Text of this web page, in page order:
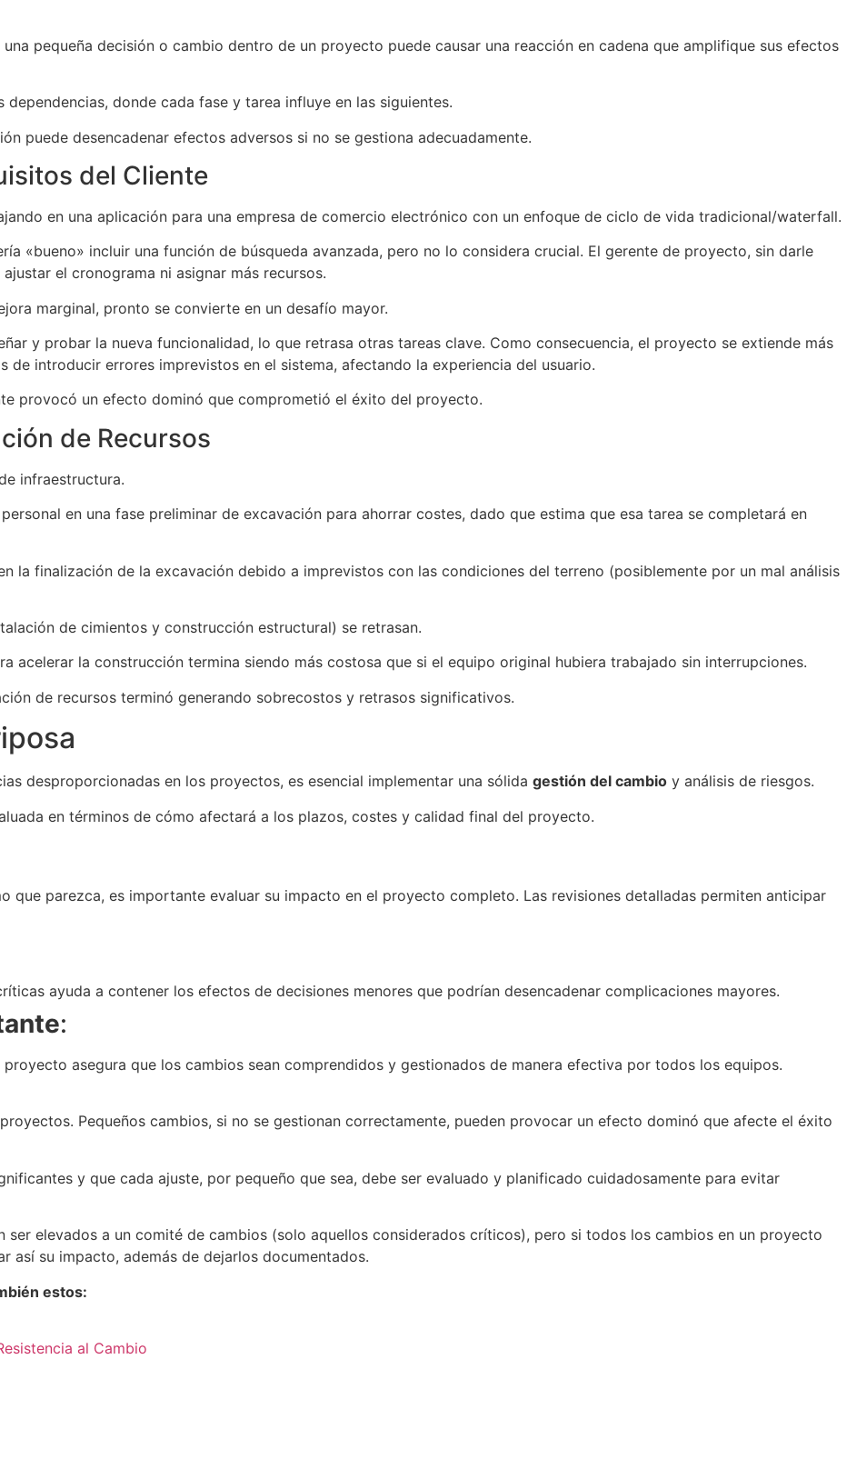
pequeña decisión o cambio dentro de un proyecto puede causar una reacción en cadena que amplifique sus efectos
donde cada fase y tarea influye en las siguientes.
puede desencadenar efectos adversos si no se gestiona adecuadamente.
del Cliente
en una aplicación para una empresa de comercio electrónico con un enfoque de ciclo de vida tradicional/waterfall.
«bueno» incluir una función de búsqueda avanzada, pero no lo considera crucial. El gerente de proyecto, sin darle
el cronograma ni asignar más recursos.
marginal, pronto se convierte en un desafío mayor.
y probar la nueva funcionalidad, lo que retrasa otras tareas clave. Como consecuencia, el proyecto se extiende más
de introducir errores imprevistos en el sistema, afectando la experiencia del usuario.
provocó un efecto dominó que comprometió el éxito del proyecto.
de Recursos
infraestructura.
en una fase preliminar de excavación para ahorrar costes, dado que estima que esa tarea se completará en
la finalización de la excavación debido a imprevistos con las condiciones del terreno (posiblemente por un mal análisis
de cimientos y construcción estructural) se retrasan.
acelerar la construcción termina siendo más costosa que si el equipo original hubiera trabajado sin interrupciones.
de recursos terminó generando sobrecostos y retrasos significativos.
desproporcionadas en los proyectos, es esencial implementar una sólida gestión del cambio y análisis de riesgos.
en términos de cómo afectará a los plazos, costes y calidad final del proyecto.
que parezca, es importante evaluar su impacto en el proyecto completo. Las revisiones detalladas permiten anticipar
ayuda a contener los efectos de decisiones menores que podrían desencadenar complicaciones mayores.
:
asegura que los cambios sean comprendidos y gestionados de manera efectiva por todos los equipos.
Pequeños cambios, si no se gestionan correctamente, pueden provocar un efecto dominó que afecte el éxito
y que cada ajuste, por pequeño que sea, debe ser evaluado y planificado cuidadosamente para evitar
elevados a un comité de cambios (solo aquellos considerados críticos), pero si todos los cambios en un proyecto
así su impacto, además de dejarlos documentados.
estos:
al Cambio